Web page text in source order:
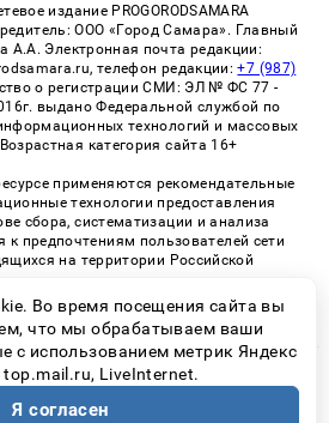
издание PROGORODSAMARA
ООО «Город Самара». Главный
А.А. Электронная почта редакции:
телефон редакции:+7 (987)
о регистрации СМИ: ЭЛ № ФС 77 -
выдано Федеральной службой по
технологий и массовых
категория сайта 16+
применяются рекомендательные
технологии предоставления
сбора, систематизации и анализа
к предпочтениям пользователей сети
на территории Российской
применения рекомендательных
рекламно-обменной сети
«СМИ2» (PDF)
| Все права защищены
категория сайта 16+
Во время посещения сайта вы
что мы обрабатываем ваши
с использованием метрик Яндекс
LiveInternet.
Я согласен